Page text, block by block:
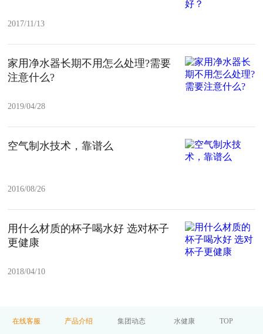
2017/11/13
家用净水器长期不用怎么处理?需要
注意什么?
2019/04/28
空气制水技术，靠谱么
2016/08/26
用什么材质的杯子喝水好 选对杯子
更健康
2018/04/10
在线客服 产品介绍 集团动态 水健康 TOP